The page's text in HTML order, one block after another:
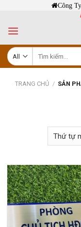
content
Công
kiếm:
TRANG CHỦ / SẢN